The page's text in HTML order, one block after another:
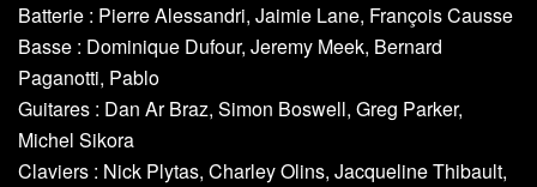
Batterie : Pierre Alessandri, Jaimie Lane, François Causse
Basse : Dominique Dufour, Jeremy Meek, Bernard
Paganotti, Pablo
Guitares : Dan Ar Braz, Simon Boswell, Greg Parker,
Michel Sikora
Claviers : Nick Plytas, Charley Olins, Jacqueline Thibault,